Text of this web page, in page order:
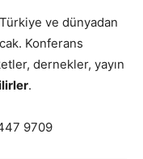
ve dünyadan
Konferans
dernekler, yayın
.
9709